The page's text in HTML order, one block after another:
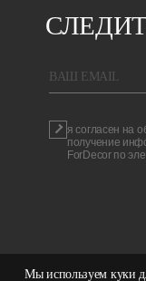
Мы используем куки
BAШ EMAIL
я согласен на
получение
ForDecor по